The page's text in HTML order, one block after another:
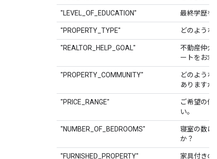
"LEVEL_OF_EDUCATION" 最終学歴を
"PROPERTY_TYPE" どのような
"REALTOR_HELP_GOAL"
不動産仲介
ートをお求
"PROPERTY_COMMUNITY"
どのような
ありますか
"PRICE_RANGE"
ご希望の価
い。
"NUMBER_OF_BEDROOMS"
寝室の数は
か？
"FURNISHED_PROPERTY" 家具付きの